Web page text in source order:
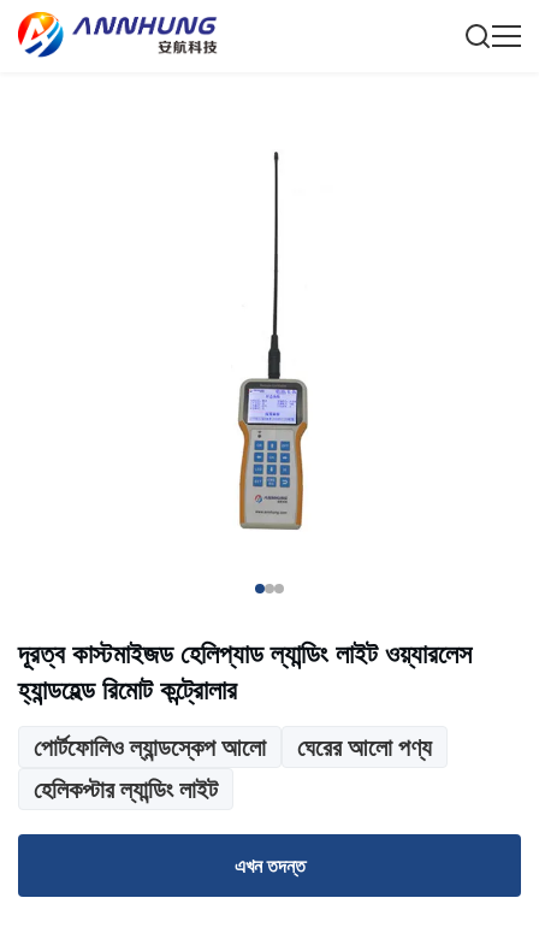
দূরত্ব কাস্টমাইজড হেলিপ্যাড ল্যান্ডিং লাইট ওয়্যারলেস
হ্যান্ডহেল্ড রিমোট কন্ট্রোলার
পোর্টফোলিও ল্যান্ডস্কেপ আলো
ঘেরের আলো পণ্য
হেলিকপ্টার ল্যান্ডিং লাইট
এখন তদন্ত